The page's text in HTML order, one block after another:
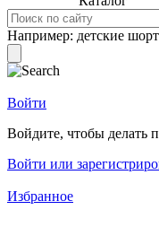
Например: детские
Войти
Войдите, чтобы делать
Войти или
Избранное